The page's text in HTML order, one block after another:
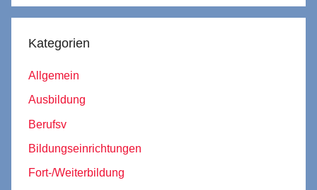
Kategorien
Allgemein
Ausbildung
Berufsv
Bildungseinrichtungen
Fort-/Weiterbildung